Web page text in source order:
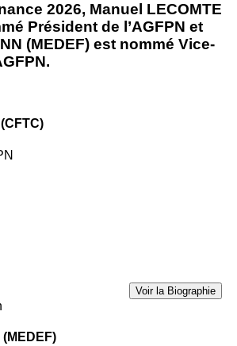
2026, Manuel LECOMTE
Président de l’AGFPN et
(MEDEF) est nommé Vice-
(CFTC)
Voir la Biographie
(MEDEF)